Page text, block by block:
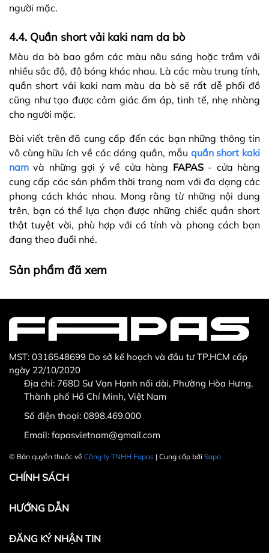
người mặc.
4.4. Quần short vải kaki nam da bò
Màu da bò bao gồm các màu nâu sáng hoặc trầm với
nhiều sắc độ, độ bóng khác nhau. Là các màu trung tính,
quần short vải kaki nam màu da bò sẽ rất dễ phối đồ
cũng như tạo được cảm giác ấm áp, tinh tế, nhẹ nhàng
cho người mặc.
Bài viết trên đã cung cấp đến các bạn những thông tin
vô cùng hữu ích về các dáng quần, mẫu quần short kaki
nam và những gợi ý về cửa hàng FAPAS- cửa hàng
cung cấp các sản phẩm thời trang nam với đa dạng các
phong cách khác nhau. Mong rằng từ những nội dung
trên, bạn có thể lựa chọn được những chiếc quần short
thật tuyệt vời, phù hợp với cá tính và phong cách bạn
đang theo đuổi nhé.
Sản phẩm đã xem
MST: 0316548699 Do sở kế hoạch và đầu tư TP.HCM cấp
ngày 22/10/2020
Địa chỉ: 768D Sư Vạn Hạnh nối dài, Phường Hòa Hưng,
Thành phố Hồ Chí Minh, Việt Nam
Số điện thoại: 0898.469.000
Email: fapasvietnam@gmail.com
© Bản quyền thuộc về Công ty TNHH Fapas | Cung cấp bởi Sapo
CHÍNH SÁCH
HƯỚNG DẪN
ĐĂNG KÝ NHẬN TIN